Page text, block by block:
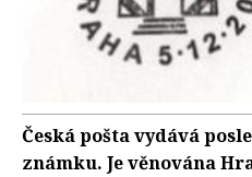
Česká pošta vydává
známku. Je věnována